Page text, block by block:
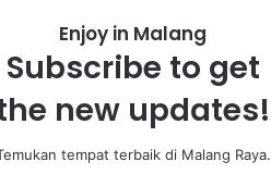
Enjoy in Malang
Subscribe to get
new updates!
tempat terbaik di Malang Raya.